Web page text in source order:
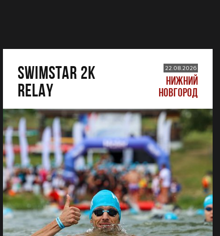
SWIMSTAR 2K
RELAY
22.08.2026
НИЖНИЙ
НОВГОРОД